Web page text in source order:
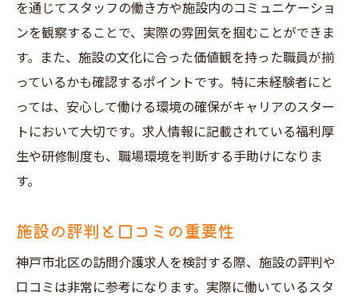
を通じてスタッフの働き方や施設内のコミュニケーショ
ンを観察することで、実際の雰囲気を掴むことができま
す。また、施設の文化に合った価値観を持った職員が揃
っているかも確認するポイントです。特に未経験者にと
っては、安心して働ける環境の確保がキャリアのスター
トにおいて大切です。求人情報に記載されている福利厚
生や研修制度も、職場環境を判断する手助けになりま
す。
施設の評判と口コミの重要性
神戸市北区の訪問介護求人を検討する際、施設の評判や
口コミは非常に参考になります。実際に働いているスタ